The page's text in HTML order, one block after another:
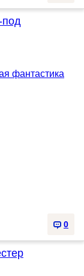
под
фантастика
0